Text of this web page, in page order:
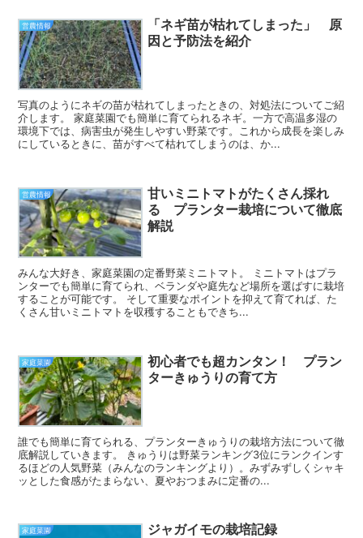
営農情報
「ネギ苗が枯れてしまった」 原
因と予防法を紹介
写真のようにネギの苗が枯れてしまったときの、対処法についてご紹
介します。 家庭菜園でも簡単に育てられるネギ。一方で高温多湿の
環境下では、病害虫が発生しやすい野菜です。これから成長を楽しみ
にしているときに、苗がすべて枯れてしまうのは、か...
営農情報
甘いミニトマトがたくさん採れ
る プランター栽培について徹底
解説
みんな大好き、家庭菜園の定番野菜ミニトマト。 ミニトマトはプラ
ンターでも簡単に育てられ、ベランダや庭先など場所を選ばすに栽培
することが可能です。 そして重要なポイントを抑えて育てれば、た
くさん甘いミニトマトを収穫することもできち...
家庭菜園
初心者でも超カンタン！ プラン
ターきゅうりの育て方
誰でも簡単に育てられる、プランターきゅうりの栽培方法について徹
底解説していきます。 きゅうりは野菜ランキング3位にランクインす
るほどの人気野菜（みんなのランキングより）。みずみずしくシャキ
ッとした食感がたまらない、夏やおつまみに定番の...
家庭菜園 ジャガイモの栽培記録